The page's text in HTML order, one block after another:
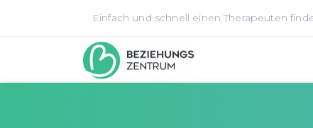
Einfach und schnell einen Therapeuten